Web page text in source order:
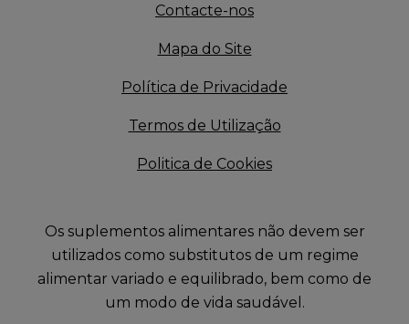
Contacte-nos
Mapa do Site
Política de Privacidade
Termos de Utilização
Politica de Cookies
Os suplementos alimentares não devem ser
utilizados como substitutos de um regime
alimentar variado e equilibrado, bem como de
um modo de vida saudável.